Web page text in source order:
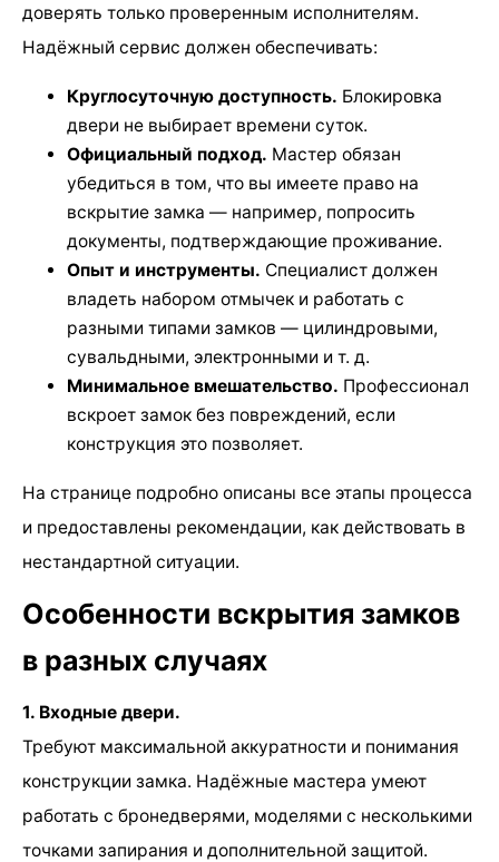
доверять только проверенным исполнителям.
Надёжный сервис должен обеспечивать:
Круглосуточную доступность. Блокировка
двери не выбирает времени суток.
Официальный подход. Мастер обязан
убедиться в том, что вы имеете право на
вскрытие замка — например, попросить
документы, подтверждающие проживание.
Опыт и инструменты. Специалист должен
владеть набором отмычек и работать с
разными типами замков — цилиндровыми,
сувальдными, электронными и т. д.
Минимальное вмешательство. Профессионал
вскроет замок без повреждений, если
конструкция это позволяет.
На странице подробно описаны все этапы процесса
и предоставлены рекомендации, как действовать в
нестандартной ситуации.
Особенности вскрытия замков
в разных случаях
1. Входные двери.
Требуют максимальной аккуратности и понимания
конструкции замка. Надёжные мастера умеют
работать с бронедверями, моделями с несколькими
точками запирания и дополнительной защитой.